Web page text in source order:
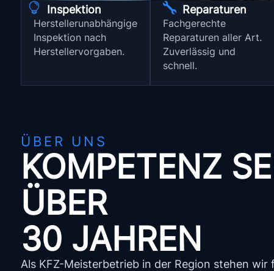
 Inspektion
Herstellerunabhängige
Inspektion nach
Herstellervorgaben.
 Reparaturen
Fachgerechte
Reparaturen aller Art.
Zuverlässig und
schnell.
ÜBER UNS
KOMPETENZ
ÜBER
30 JAHREN
Als KFZ-Meisterbetrieb in der Region stehen wir